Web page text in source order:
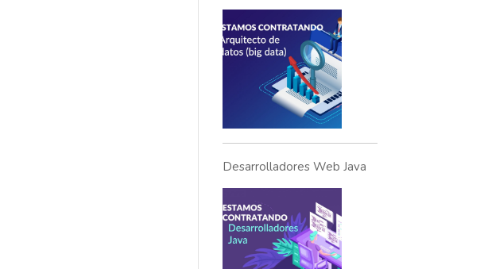
Desarrolladores Web Java